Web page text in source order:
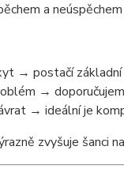
a
→ postačí
→
→ ideální je
zvyšuje šanci